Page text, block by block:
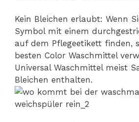
Kein Bleichen erlaubt: Wenn
Symbol mit einem
auf dem Pflegeetikett finden,
besten Color Waschmittel
Universal Waschmittel meist
Bleichen enthalten.